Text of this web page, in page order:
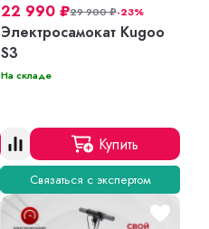
22 990 ₽29 900₽-23%
Электросамокат Kugoo
S3
На складе
Купить
Связаться с экспертом